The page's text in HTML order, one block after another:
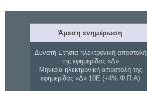
Άμεση ενημέρωση
Δυνατή Ετήσια ηλεκτρονική αποστολή
της εφημερίδας «Δ»
Μηνιαία ηλεκτρονική αποστολή της
εφημερίδας «Δ» 10Ε (+4% Φ.Π.Α)